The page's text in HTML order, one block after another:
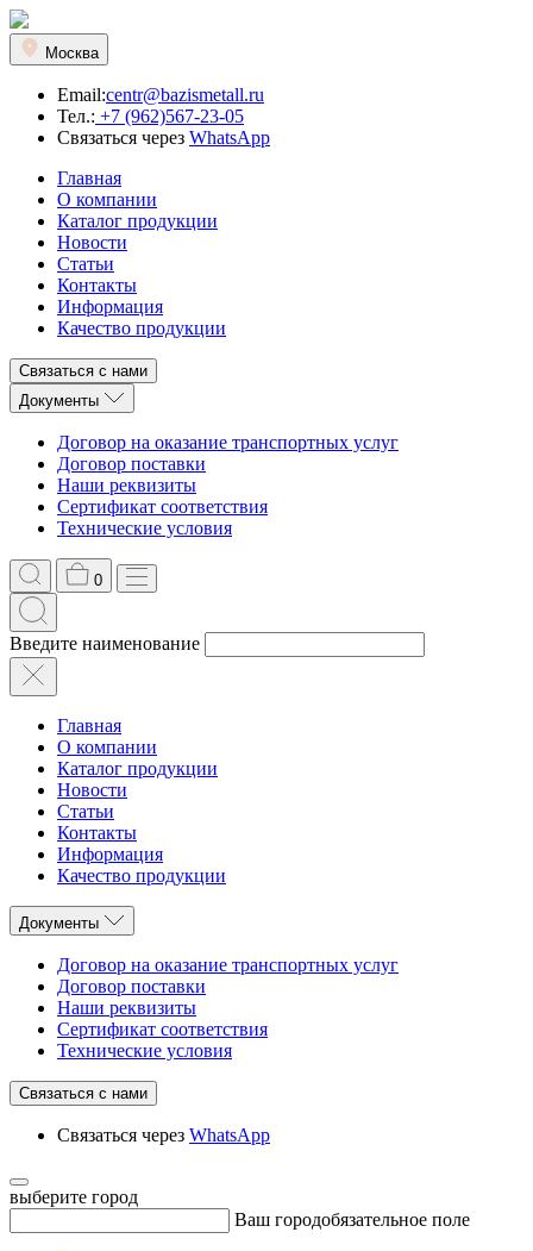
Москва
Email:centr@bazismetall.ru
Тел.: +7 (962)567-23-05
Связаться через WhatsApp
Главная
О компании
Каталог продукции
Новости
Статьи
Контакты
Информация
Качество продукции
Связаться с нами
Документы
Договор на оказание транспортных услуг
Договор поставки
Наши реквизиты
Сертификат соответствия
Технические условия
0
Введите наименование
Главная
О компании
Каталог продукции
Новости
Статьи
Контакты
Информация
Качество продукции
Документы
Договор на оказание транспортных услуг
Договор поставки
Наши реквизиты
Сертификат соответствия
Технические условия
Связаться с нами
Связаться через WhatsApp
выберите город
Ваш городобязательное поле